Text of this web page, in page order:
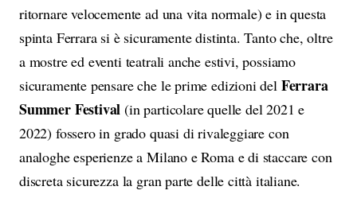
ritornare velocemente ad una vita normale) e in questa
spinta Ferrara si è sicuramente distinta. Tanto che, oltre
a mostre ed eventi teatrali anche estivi, possiamo
sicuramente pensare che le prime edizioni del Ferrara
Summer Festival (in particolare quelle del 2021 e
2022) fossero in grado quasi di rivaleggiare con
analoghe esperienze a Milano e Roma e di staccare con
discreta sicurezza la gran parte delle città italiane.